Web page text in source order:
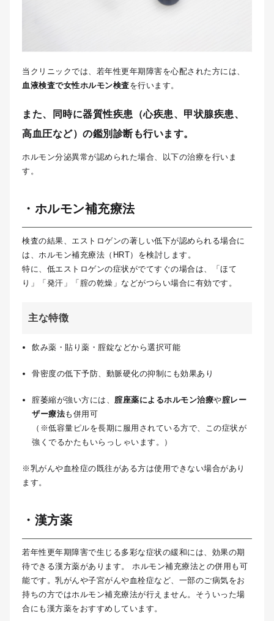
当クリニックでは、若年性更年期障害を心配された方には、
血液検査で女性ホルモン検査を行います。
また、同時に器質性疾患 （心疾患、甲状腺疾患、
高血圧など） の鑑別診断も行います。
ホルモン分泌異常が認められた場合、以下の治療を行いま
す。
・ホルモン補充療法
検査の結果、エストロゲンの著しい低下が認められる場合に
は、ホルモン補充療法（HRT）を検討します。
特に、低エストロゲンの症状がでてすぐの場合は、
「ほて
り」「発汗」「腟の乾燥」などがつらい場合に有効です。
主な特徴
飲み薬・貼り薬・腟錠などから選択可能
骨密度の低下予防、動脈硬化の抑制にも効果あり
腟萎縮が強い方には、 腟座薬によるホルモン治療や腟レー
ザー療法も併用可
（※低容量ピルを長期に服用されている方で、この症状が
強くでるかたもいらっしゃいます。）
※乳がんや血栓症の既往がある方は使用できない場合があり
ます。
・漢方薬
若年性更年期障害で生じる多彩な症状の緩和には、効果の期
待できる漢方薬があります。 ホルモン補充療法との併用も可
能です。乳がんや子宮がんや血栓症など、一部のご病気をお
持ちの方ではホルモン補充療法が行えません。そういった場
合にも漢方薬をおすすめしています。